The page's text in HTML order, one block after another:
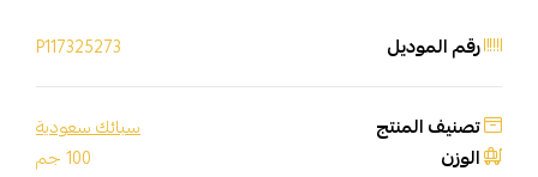
رقم الموديل P117325273
تصنيف المنتج سبائك سعودية
الوزن 100 جم